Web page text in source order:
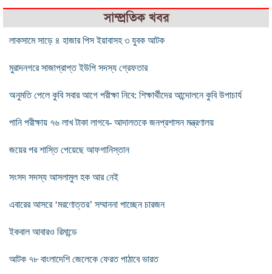
সাম্প্রতিক খবর
লাকসামে সাড়ে ৪ হাজার পিস ইয়াবাসহ ৩ যুবক আটক
মুরাদনগরে সাজাপ্রাপ্ত ইউপি সদস্য গ্রেফতার
অনুমতি পেলে কুবি সবার আগে পরীক্ষা নিবে: শিক্ষার্থীদের আন্দোলনে কুবি উপাচার্য
পানি পরীক্ষায় ৭৬ লাখ টাকা লাগবে- আদালতকে জনপ্রশাসন মন্ত্রণালয়
জয়ের পর শাস্তি পেয়েছে আফগানিস্তান
সংসদ সদস্য আসলামুল হক আর নেই
এবারের আসরে ‘মরণোত্তর’ সম্মাননা পাচ্ছেন চারজন
ইকবাল আবারও রিমান্ডে
আটক ৭৮ বাংলাদেশি জেলেকে ফেরত পাঠাবে ভারত